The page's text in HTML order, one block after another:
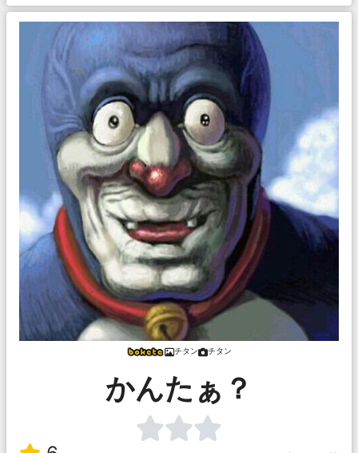
チタン チタン
かんたぁ？